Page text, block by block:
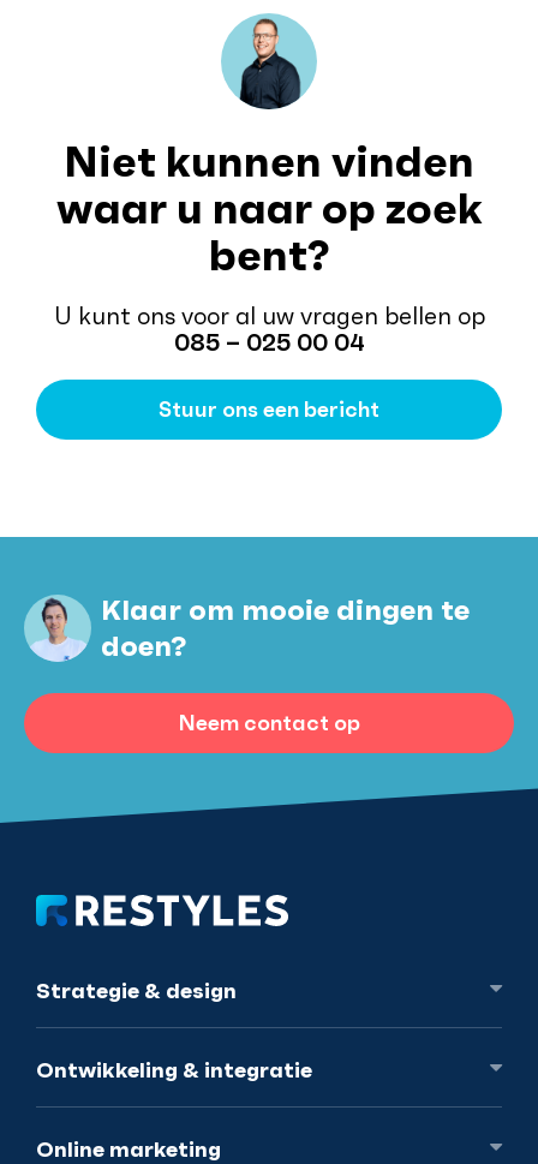
Niet kunnen vinden
waar u naar op zoek
bent?
U kunt ons voor al uw vragen bellen op
085 – 025 00 04
Stuur ons een bericht
Klaar om mooie dingen te
doen?
Neem contact op
Strategie & design
Ontwikkeling & integratie
Online marketing